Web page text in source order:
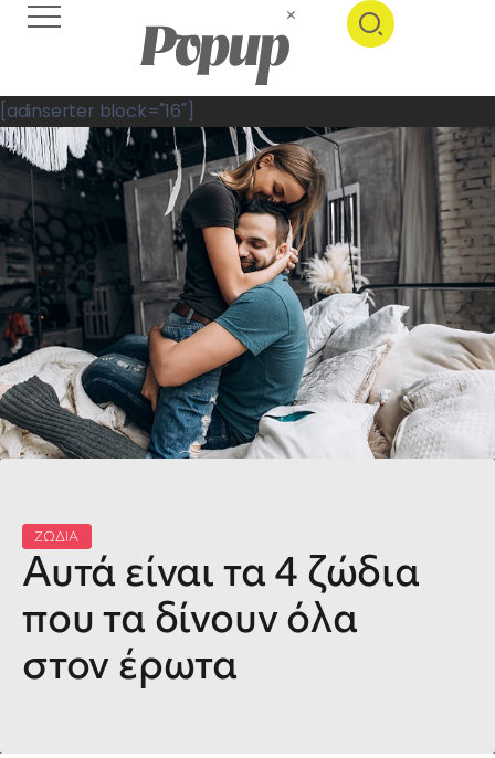
[adinserter block="16"]
ΖΩΔΙΑ
Αυτά είναι τα 4 ζώδια
που τα δίνουν όλα
στον έρωτα